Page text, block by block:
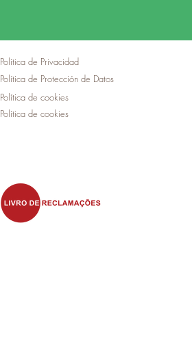
Política de Privacidad
Política de Protección de Datos
Política de cookies
Política de cookies